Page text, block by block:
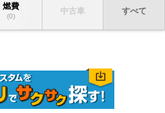
燃費
(0)
中古車 すべて